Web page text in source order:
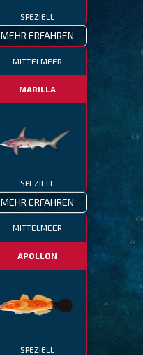
SPEZIELL
MEHR ERFAHREN
MITTELMEER
MARILLA
SPEZIELL
MEHR ERFAHREN
MITTELMEER
APOLLON
SPEZIELL